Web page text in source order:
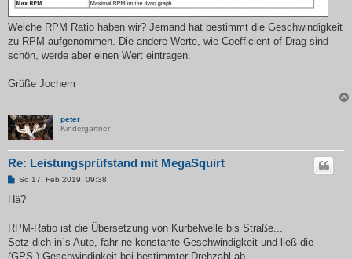
Welche RPM Ratio haben wir? Jemand hat bestimmt die Geschwindigkeit
zu RPM aufgenommen. Die andere Werte, wie Coefficient of Drag sind
schön, werde aber einen Wert eintragen.
Grüße Jochem
peter
Kindergärtner
Re: Leistungsprüfstand mit MegaSquirt
B
i
a
So 17. Feb 2019, 09:38
Hä?
RPM-Ratio ist die Übersetzung von Kurbelwelle bis Straße...
Setz dich in´s Auto, fahr ne konstante Geschwindigkeit und ließ die
(GPS-) Geschwindigkeit bei bestimmter Drehzahl ab...